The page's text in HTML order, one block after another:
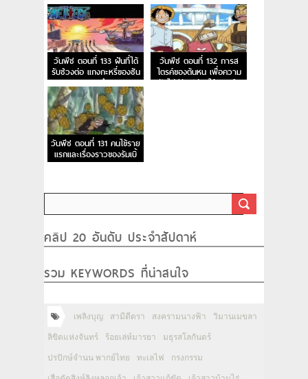
วันพีช ตอนที่ 133 ฝันที่ได้
รับช่วงต่อ แกงกะหรี่ของซัน
จิจอมอึด
วันพีช ตอนที่ 132 การส
ไตรค์ของต้นหน เพื่อความ
ฝันไม่มีวันปล่อยให้หลุดมือ
วันพีช ตอนที่ 131 คนไข้ราย
แรกและเรื่องราวของรัมเบิ้
ลบอล
คลิป 20 อันดับ ประจำสัปดาห์
รวม KEYWORDS ที่น่าสนใจ
เพลิงบุญ สามีตีตรา สงครามนางฟ้า วิมานเมขลา
ลิขิตแห่งจันทร์ ร้อยเล่ห์มารยา มธุรสโลกันตร์
ปรปักษ์จำนน พากย์ไทย ทะเลไฟ กรงกรรม